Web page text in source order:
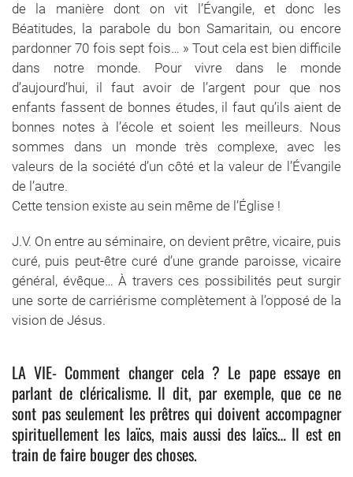
de la manière dont on vit l’Évangile, et donc les
Béatitudes, la parabole du bon Samaritain, ou encore
pardonner 70 fois sept fois… » Tout cela est bien difficile
dans notre monde. Pour vivre dans le monde
d’aujourd’hui, il faut avoir de l’argent pour que nos
enfants fassent de bonnes études, il faut qu’ils aient de
bonnes notes à l’école et soient les meilleurs. Nous
sommes dans un monde très complexe, avec les
valeurs de la société d’un côté et la valeur de l’Évangile
de l’autre.
Cette tension existe au sein même de l’Église !
J.V. On entre au séminaire, on devient prêtre, vicaire, puis
curé, puis peut-être curé d’une grande paroisse, vicaire
général, évêque… À travers ces possibilités peut surgir
une sorte de carriérisme complètement à l’opposé de la
vision de Jésus.
LA VIE- Comment changer cela ? Le pape essaye en
parlant de cléricalisme. Il dit, par exemple, que ce ne
sont pas seulement les prêtres qui doivent accompagner
spirituellement les laïcs, mais aussi des laïcs… Il est en
train de faire bouger des choses.